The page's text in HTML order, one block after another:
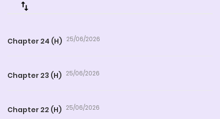
Chapter 24 (H) 25/06/2026
Chapter 23 (H) 25/06/2026
Chapter 22 (H) 25/06/2026